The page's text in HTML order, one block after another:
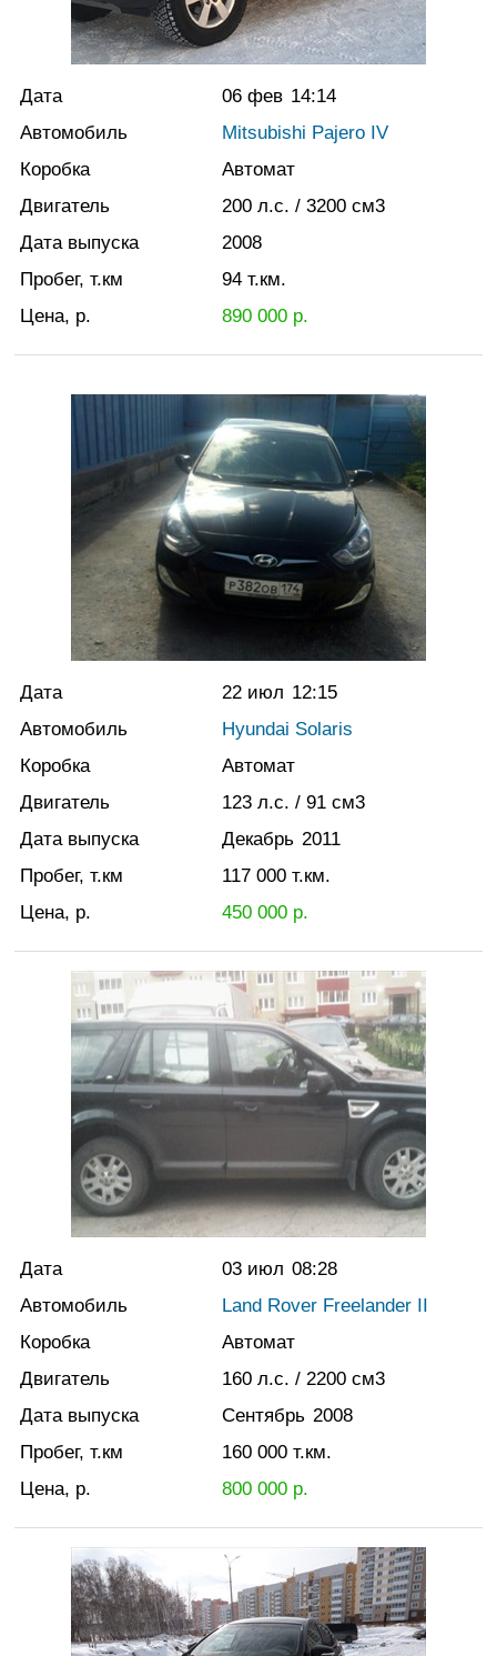
Дата 06 фев 14:14
Автомобиль
Mitsubishi Pajero IV
Коробка
Автомат
Двигатель
200 л.с. / 3200 см3
Дата выпуска
2008
Пробег, т.км
94 т.км.
Цена, р.
890 000р.
Дата 22 июл 12:15
Автомобиль
Hyundai Solaris
Коробка
Автомат
Двигатель
123 л.с. / 91 см3
Дата выпуска
Декабрь 2011
Пробег, т.км
117 000 т.км.
Цена, р.
450 000р.
Дата 03 июл 08:28
Автомобиль
Land Rover Freelander II
Коробка
Автомат
Двигатель
160 л.с. / 2200 см3
Дата выпуска
Сентябрь 2008
Пробег, т.км
160 000 т.км.
Цена, р.
800 000р.